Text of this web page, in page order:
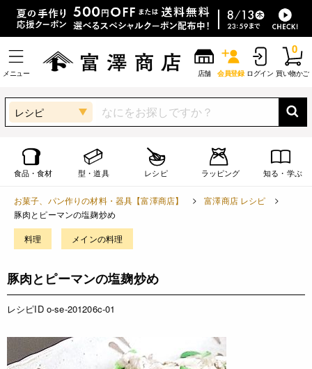
メニュー 店舗 会員登録 ログイン 買い物かご
0
レシピ
食品・食材 型・道具 レシピ ラッピング 知る・学ぶ
お菓子、パン作りの材料・器具【富澤商店】
富澤商店 レシピ
豚肉とピーマンの塩麹炒め
料理 メインの料理
豚肉とピーマンの塩麹炒め
レシピID o-se-201206c-01